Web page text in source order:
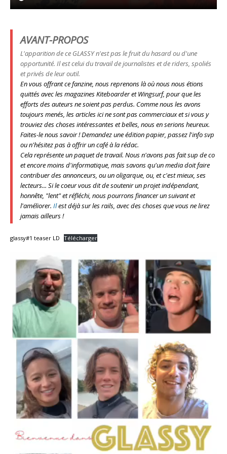
AVANT-PROPOS
L'apparition de ce GLASSY n'est pas le fruit du hasard ou d'une
opportunité. Il est celui du travail de journalistes et de riders, spoliés
et privés de leur outil.
En vous offrant ce fanzine, nous reprenons là où nous nous étions
quittés avec les magazines Kiteboarder et Wingsurf, pour que les
efforts des auteurs ne soient pas perdus. Comme nous les avons
toujours menés, les articles ici ne sont pas commerciaux et si vous y
trouviez des choses intéressantes et belles, nous en serions heureux.
Faites-le nous savoir ! Demandez une édition papier, passez l'info svp
ou n'hésitez pas à offrir un café à la rédac.
Cela représente un paquet de travail. Nous n'avons pas fait sup de co
et encore moins d'informatique, mais savons qu'un media doit faire
contribuer des annonceurs, ou un oligarque, ou, et c'est mieux, ses
lecteurs... Si le coeur vous dit de soutenir un projet indépendant,
honnête, "lent" et réfléchi, nous pourrons financer un suivant et
l'améliorer. Ilest déjà sur les rails, avec des choses que vous ne lirez
jamais ailleurs !
glassy#1 teaser LD Télécharger